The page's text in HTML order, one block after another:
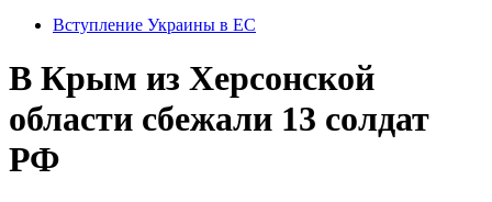
Вступление Украины в ЕС
В Крым из Херсонской
области сбежали 13 солдат
РФ